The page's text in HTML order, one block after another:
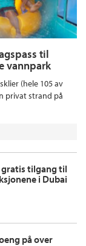
til
vannpark
(hele 105 av
privat strand på
gratis tilgang til
i Dubai
på over